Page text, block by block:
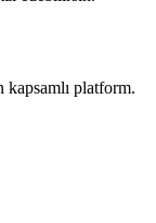
kapsamlı platform.